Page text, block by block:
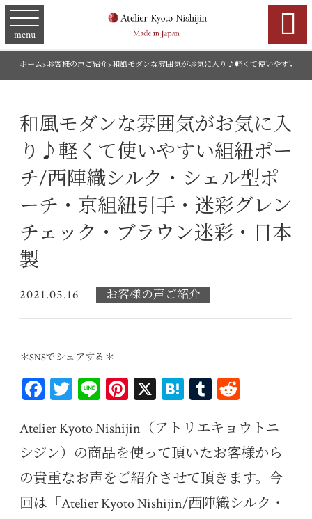
menu 
ホーム>お客様の声ご紹介>和風モダンな雰囲気がお気に入り♪軽くて使いやすい組
和風モダンな雰囲気がお気に入
り♪軽くて使いやすい組紐ポー
チ/西陣織シルク・シェル型ポ
ーチ・京組紐引手・迷彩グレン
チェック・ブラウン迷彩・日本
製
2021.05.16 お客様の声ご紹介
＊SNSでシェアする＊
Fa
bo
ok
T
tt
er
Li Pi
er
es
t
X H
en
a
T
m
bl
r
di
t
Atelier Kyoto Nishijin（アトリエキョウトニ
シジン）の商品を使って頂いたお客様から
の貴重なお声をご紹介させて頂きます。今
回は「Atelier Kyoto Nishijin/西陣織シルク・